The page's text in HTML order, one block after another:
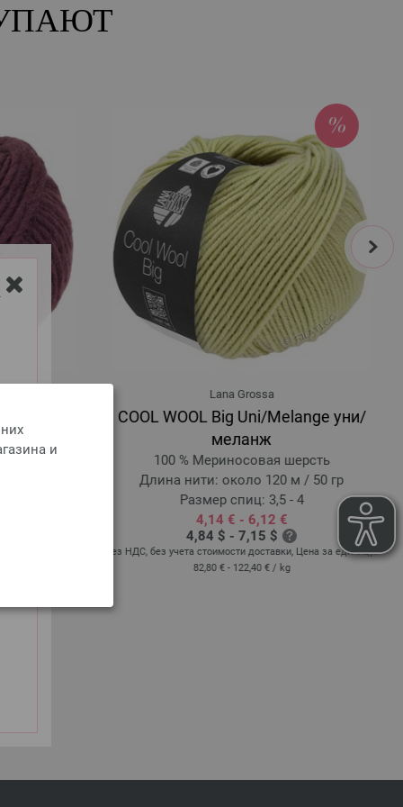
и
50 гр
Lana Grossa
COOL WOOL Big Uni/Melange уни/
меланж
100 % Мериносовая шерсть
Длина нити: около 120 м / 50 гр
Размер спиц: 3,5 - 4
4,14 € - 6,12 €
4,84 $ - 7,15 $
без НДС, без учета стоимости доставки, Цена за единицу:
82,80 € - 122,40 € / kg
next